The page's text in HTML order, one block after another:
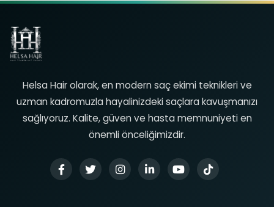
Helsa Hair olarak, en modern saç ekimi teknikleri ve
uzman kadromuzla hayalinizdeki saçlara kavuşmanızı
sağlıyoruz. Kalite, güven ve hasta memnuniyeti en
önemli önceliğimizdir.